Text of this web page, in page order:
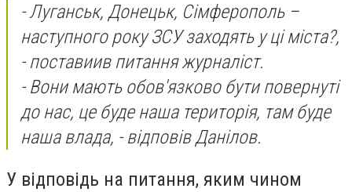
- Луганськ, Донецьк, Сімферополь –
наступного року ЗСУ заходять у ці міста?,
- поставиив питання журналіст.
- Вони мають обов'язково бути повернуті
до нас, це буде наша територія, там буде
наша влада, - відповів Данілов.
У відповідь на питання, яким чином